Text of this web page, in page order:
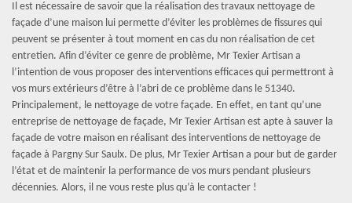
Il est nécessaire de savoir que la réalisation des travaux nettoyage de
façade d’une maison lui permette d’éviter les problèmes de fissures qui
peuvent se présenter à tout moment en cas du non réalisation de cet
entretien. Afin d’éviter ce genre de problème, Mr Texier Artisan a
l’intention de vous proposer des interventions efficaces qui permettront à
vos murs extérieurs d’être à l’abri de ce problème dans le 51340.
Principalement, le nettoyage de votre façade. En effet, en tant qu’une
entreprise de nettoyage de façade, Mr Texier Artisan est apte à sauver la
façade de votre maison en réalisant des interventions de nettoyage de
façade à Pargny Sur Saulx. De plus, Mr Texier Artisan a pour but de garder
l’état et de maintenir la performance de vos murs pendant plusieurs
décennies. Alors, il ne vous reste plus qu’à le contacter !